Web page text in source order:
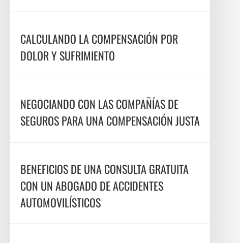
CALCULANDO LA COMPENSACIÓN POR
DOLOR Y SUFRIMIENTO
NEGOCIANDO CON LAS COMPAÑÍAS DE
SEGUROS PARA UNA COMPENSACIÓN JUSTA
BENEFICIOS DE UNA CONSULTA GRATUITA
CON UN ABOGADO DE ACCIDENTES
AUTOMOVILÍSTICOS